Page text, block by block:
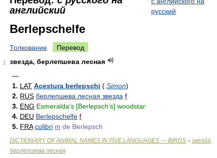
английский
русский
Berlepschelfe
Толкование Перевод
1
звезда, берлепшева лесная
—
1. LAT Acestura berlepschi ( Simon)
2. RUS берлепшева лесная звезда f
3. ENG Esmeralda’s [Berlepsch’s] woodstar
4. DEU Berlepschelfe f
5. FRA colibri m de Berlepsch
DICTIONARY OF ANIMAL NAMES IN FIVE LANGUAGES — BIRDS > звезда,
берлепшева лесная